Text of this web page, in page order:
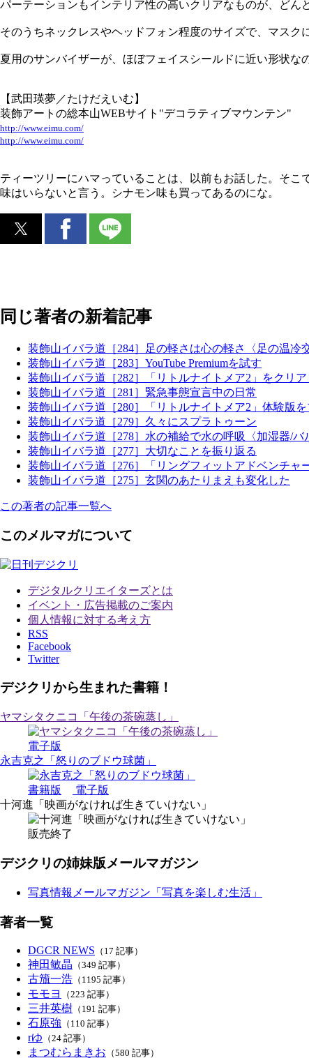
パーテーションもインテリア性の高いクリアなものが、どん
そのうちネックレスやヘッドフォン程度のサイズで、マスク
夏用のサンバイザーが、ほぼフェイスシールドに近い形状な
【武田瑛夢／たけだえいむ】
装飾アートの総本山WEBサイト"デコラティブマウンテン"
http://www.eimu.com/
http://www.eimu.com/
ティーツリーにハマっていることは、以前もお話した。そ
味はいらないと言う。シナモン味も買ってあるのにな。
同じ著者の新着記事
装飾山イバラ道［284］足の軽さは心の軽さ〈足の温冷
装飾山イバラ道［283］YouTube Premiumを試す
装飾山イバラ道［282］「リトルナイトメア2」をクリア
装飾山イバラ道［281］緊急事態宣言中の日常
装飾山イバラ道［280］「リトルナイトメア2」体験版
装飾山イバラ道［279］久々にスプラトゥーン
装飾山イバラ道［278］水の補給で水の呼吸〈加湿器/バ
装飾山イバラ道［277］大切なことを振り返る
装飾山イバラ道［276］「リングフィットアドベンチャ
装飾山イバラ道［275］玄関のあたりまえも変化した
この著者の記事一覧へ
このメルマガについて
デジタルクリエイターズとは
イベント・広告掲載のご案内
個人情報に対する考え方
RSS
Facebook
Twitter
デジクリから生まれた書籍！
ヤマシタクニコ「午後の茶碗蒸し」
電子版
永吉克之「怒りのブドウ球菌」
書籍版
電子版
十河進「映画がなければ生きていけない」
販売終了
デジクリの姉妹版メールマガジン
写真情報メールマガジン「写真を楽しむ生活」
著者一覧
DGCR NEWS （17 記事）
神田敏晶 （349 記事）
古籏一浩 （1195 記事）
モモヨ （223 記事）
三井英樹 （191 記事）
石原強 （110 記事）
rゆ （24 記事）
まつむらまきお （580 記事）